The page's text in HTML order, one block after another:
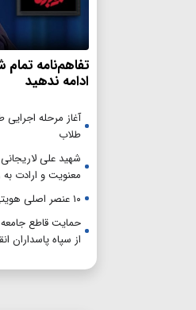
تفاهم‌نامه تمام
ادامه ندهید
آغاز مرحله
طلاب
شهید علی
معنویت و ارادت
۱۰ عنصر اصلی هویتی حوزه‌های علمیه
حمایت قاطع
از سپاه پاسداران